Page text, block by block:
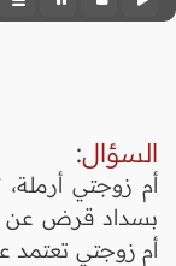
السؤال:
أم زوجتي
أم زوجتي تعتمد